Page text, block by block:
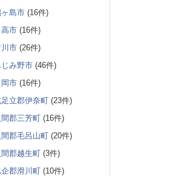
島市 (16件)
高市 (16件)
市 (26件)
み野市 (46件)
岡市 (16件)
立郡伊奈町 (23件)
間郡三芳町 (16件)
間郡毛呂山町 (20件)
間郡越生町 (3件)
企郡滑川町 (10件)